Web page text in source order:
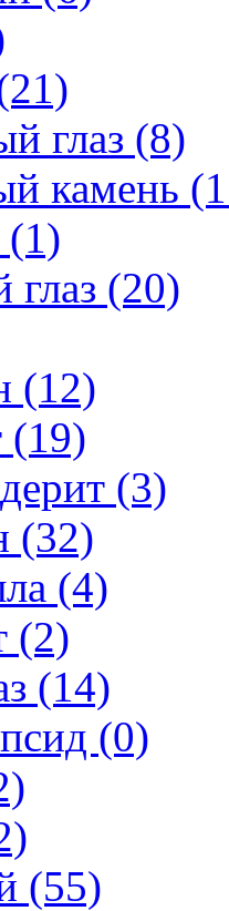
глаз (8)
камень
(1)
глаз (20)
(12)
(3)
(32)
(4)
(2)
(14)
(0)
(55)